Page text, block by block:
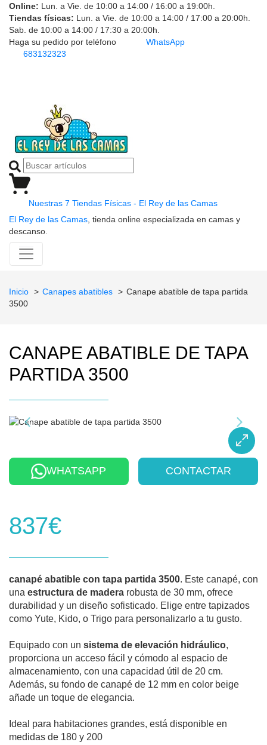
Online: Lun. a Vie. de 10:00 a 14:00 / 16:00 a 19:00h.
Tiendas físicas: Lun. a Vie. de 10:00 a 14:00 / 17:00 a 20:00h.
Sab. de 10:00 a 14:00 / 17:30 a 20:00h.
Haga su pedido por teléfono
683132323
WhatsApp
Nuestras 7 Tiendas Físicas - El Rey de las Camas
El Rey de las Camas , tienda online especializada en camas y
descanso.
Inicio Canapes abatibles
Canape abatible de tapa partida
3500
CANAPE ABATIBLE DE TAPA
PARTIDA 3500
WHATSAPP CONTACTAR
837€
canapé abatible con tapa partida 3500. Este canapé, con
una estructura de madera robusta de 30 mm, ofrece
durabilidad y un diseño sofisticado. Elige entre tapizados
como Yute, Kido, o Trigo para personalizarlo a tu gusto.
Equipado con un sistema de elevación hidráulico,
proporciona un acceso fácil y cómodo al espacio de
almacenamiento, con una capacidad útil de 20 cm.
Además, su fondo de canapé de 12 mm en color beige
añade un toque de elegancia.
Ideal para habitaciones grandes, está disponible en
medidas de 180 y 200